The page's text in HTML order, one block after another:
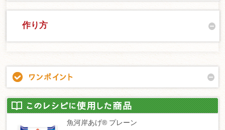
作り方
魚河岸あげ® プレーン